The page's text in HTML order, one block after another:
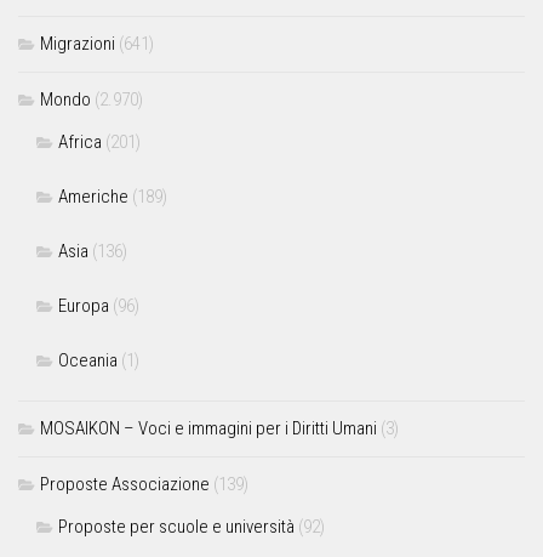
Migrazioni (641)
Mondo (2.970)
Africa (201)
Americhe (189)
Asia (136)
Europa (96)
Oceania (1)
MOSAIKON – Voci e immagini per i Diritti Umani (3)
Proposte Associazione (139)
Proposte per scuole e università (92)